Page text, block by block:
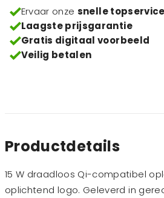
Ervaar onze snelle
Laagste prijsgarantie
Gratis digitaal voorbeeld
Veilig betalen
Productdetails
15 W draadloos Qi-compatibel
oplichtend logo. Geleverd in